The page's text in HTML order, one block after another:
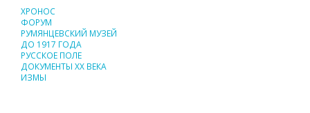
ХРОНОС
ФОРУМ
РУМЯНЦЕВСКИЙ МУЗЕЙ
ДО 1917 ГОДА
РУССКОЕ ПОЛЕ
ДОКУМЕНТЫ XX ВЕКА
ИЗМЫ